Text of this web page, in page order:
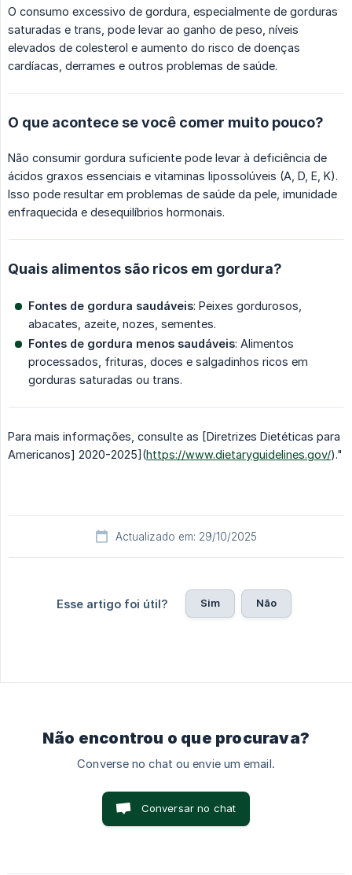
O consumo excessivo de gordura, especialmente de gorduras
saturadas e trans, pode levar ao ganho de peso, níveis
elevados de colesterol e aumento do risco de doenças
cardíacas, derrames e outros problemas de saúde.
O que acontece se você comer muito pouco?
Não consumir gordura suficiente pode levar à deficiência de
ácidos graxos essenciais e vitaminas lipossolúveis (A, D, E, K).
Isso pode resultar em problemas de saúde da pele, imunidade
enfraquecida e desequilíbrios hormonais.
Quais alimentos são ricos em gordura?
Fontes de gordura saudáveis: Peixes gordurosos,
abacates, azeite, nozes, sementes.
Fontes de gordura menos saudáveis: Alimentos
processados, frituras, doces e salgadinhos ricos em
gorduras saturadas ou trans.
Para mais informações, consulte as [Diretrizes Dietéticas para
Americanos] 2020-2025](https://www.dietaryguidelines.gov/)."
Actualizado em: 29/10/2025
Esse artigo foi útil? Sim Não
Não encontrou o que procurava?
Converse no chat ou envie um email.
Conversar no chat